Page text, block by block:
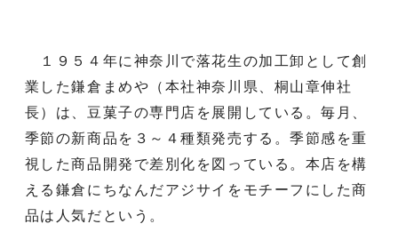
１９５４年に神奈川で落花生の加工卸として創
業した鎌倉まめや（本社神奈川県、桐山章伸社
長）は、豆菓子の専門店を展開している。毎月、
季節の新商品を３～４種類発売する。季節感を重
視した商品開発で差別化を図っている。本店を構
える鎌倉にちなんだアジサイをモチーフにした商
品は人気だという。